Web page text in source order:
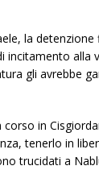
la
incitamento alla
gli avrebbe
in
tenerlo in
trucidati a